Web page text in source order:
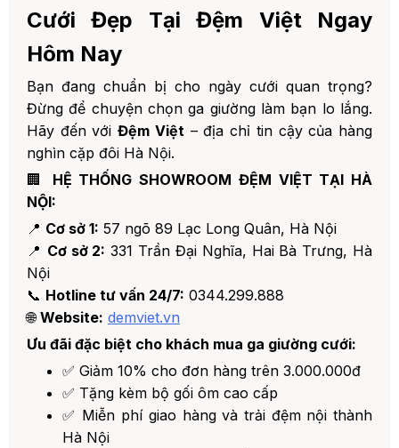
Cưới Đẹp Tại Đệm Việt Ngay
Hôm Nay
Bạn đang chuẩn bị cho ngày cưới quan trọng?
Đừng để chuyện chọn ga giường làm bạn lo lắng.
Hãy đến vớiĐệm Việt – địa chỉ tin cậy của hàng
nghìn cặp đôi Hà Nội.
🏢 HỆ THỐNG SHOWROOM ĐỆM VIỆT TẠI HÀ
NỘI:
📍 Cơ sở 1: 57 ngõ 89 Lạc Long Quân, Hà Nội
📍 Cơ sở 2: 331 Trần Đại Nghĩa, Hai Bà Trưng, Hà
Nội
📞 Hotline tư vấn 24/7: 0344.299.888
🌐Website: demviet.vn
Ưu đãi đặc biệt cho khách mua ga giường cưới:
✅ Giảm 10% cho đơn hàng trên 3.000.000đ
✅ Tặng kèm bộ gối ôm cao cấp
✅ Miễn phí giao hàng và trải đệm nội thành
Hà Nội